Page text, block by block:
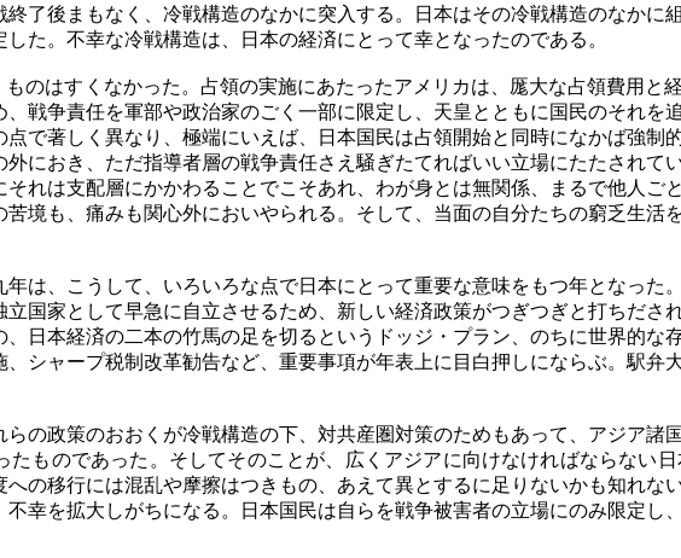
了後まもなく、冷戦構造のなかに突入する。日本はその冷戦構造のなかに
た。不幸な冷戦構造は、日本の経済にとって幸となったのである。
のはすくなかった。占領の実施にあたったアメリカは、厖大な占領費用と
戦争責任を軍部や政治家のごく一部に限定し、天皇とともに国民のそれ
で著しく異なり、極端にいえば、日本国民は占領開始と同時になかば強制
におき、ただ指導者層の戦争責任さえ騒ぎたてればいい立場にたたされ
れは支配層にかかわることでこそあれ、わが身とは無関係、まるで他人
境も、痛みも関心外においやられる。そして、当面の自分たちの窮乏生
は、こうして、いろいろな点で日本にとって重要な意味をもつ年となった
国家として早急に自立させるため、新しい経済政策がつぎつぎと打ちだ
日本経済の二本の竹馬の足を切るというドッジ・プラン、のちに世界的
シャープ税制改革勧告など、重要事項が年表上に目白押しにならぶ。駅
の政策のおおくが冷戦構造の下、対共産圏対策のためもあって、アジア諸
たものであった。そしてそのことが、広くアジアに向けなければならない
の移行には混乱や摩擦はつきもの、あえて異とするに足りないかも知れ
幸を拡大しがちになる。日本国民は自らを戦争被害者の立場にのみ限定